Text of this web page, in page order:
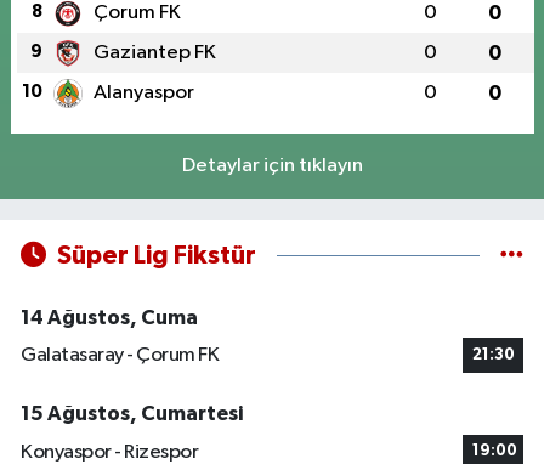
8 Çorum FK 0 0
9 Gaziantep FK 0 0
10 Alanyaspor 0 0
Detaylar için tıklayın
Süper Lig Fikstür
14 Ağustos, Cuma
Galatasaray - Çorum FK
21:30
15 Ağustos, Cumartesi
Konyaspor - Rizespor
19:00